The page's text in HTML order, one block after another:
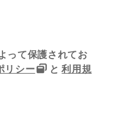
って保護されてお
リシー と利用規